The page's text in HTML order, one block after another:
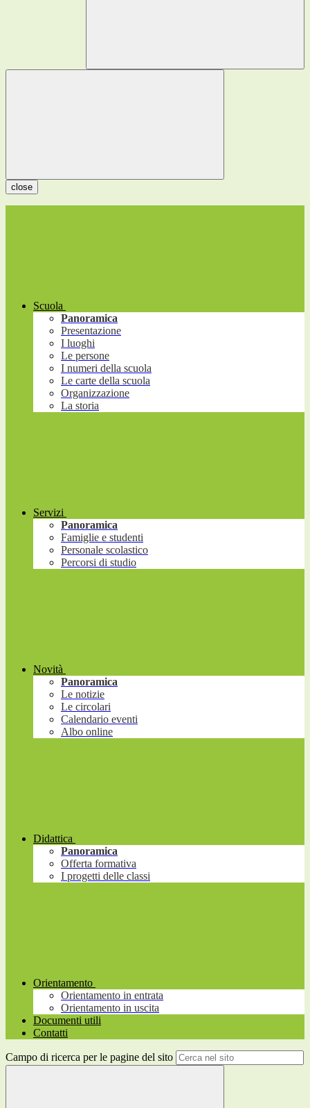
close
Scuola
Panoramica
Presentazione
I luoghi
Le persone
I numeri della scuola
Le carte della scuola
Organizzazione
La storia
Servizi
Panoramica
Famiglie e studenti
Personale scolastico
Percorsi di studio
Novità
Panoramica
Le notizie
Le circolari
Calendario eventi
Albo online
Didattica
Panoramica
Offerta formativa
I progetti delle classi
Orientamento
Orientamento in entrata
Orientamento in uscita
Documenti utili
Contatti
Campo di ricerca per le pagine del sito